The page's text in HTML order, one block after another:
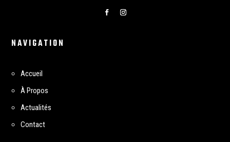
NAVIGATION
Accueil
À Propos
Actualités
Contact